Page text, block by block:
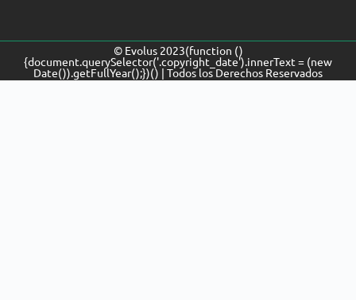
© Evolus 2023(function ()
{document.querySelector('.copyright_date').innerText = (new
Date()).getFullYear();})() | Todos los Derechos Reservados